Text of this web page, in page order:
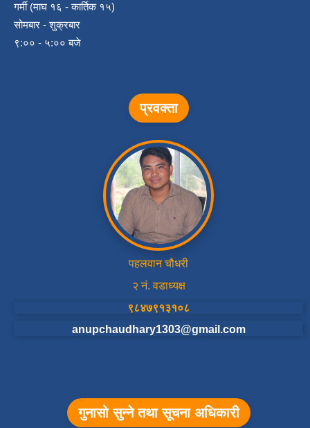
गर्मी (माघ १६ - कार्तिक १५)
सोमबार - शुक्रबार
९:०० - ५:०० बजे
प्रवक्ता
पहलवान चौधरी
२ नं. वडाध्यक्ष
९८४७९१३१०८
anupchaudhary1303@gmail.com
गुनासो सुन्ने तथा सूचना अधिकारी